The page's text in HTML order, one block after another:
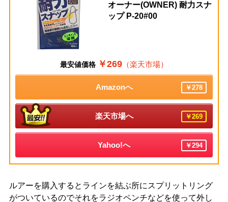
オーナー(OWNER) 耐力スナ
ップ P-20#00
最安値価格 ￥269 （楽天市場）
Amazonへ ￥278
楽天市場へ ￥269
Yahoo!へ ￥294
ルアーを購入するとラインを結ぶ所にスプリットリング
がついているのでそれをラジオペンチなどを使って外し